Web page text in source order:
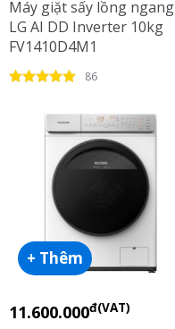
Máy giặt sấy lồng ngang
LG AI DD Inverter 10kg
FV1410D4M1
86
+ Thêm
11.600.000đ(VAT)